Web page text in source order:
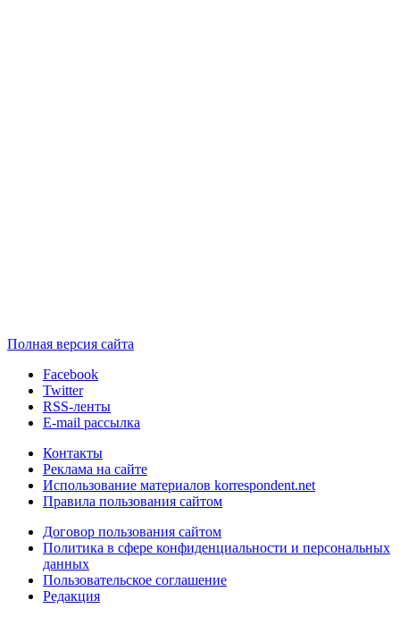
Полная версия сайта
Facebook
Twitter
RSS-ленты
E-mail рассылка
Контакты
Реклама на сайте
Использование материалов korrespondent.net
Правила пользования сайтом
Договор пользования сайтом
Политика в сфере конфиденциальности и персональных
данных
Пользовательское соглашение
Редакция